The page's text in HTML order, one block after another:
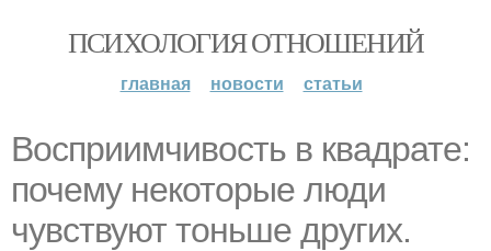
ПСИХОЛОГИЯ ОТНОШЕНИЙ
главная новости статьи
Восприимчивость в квадрате:
почему некоторые люди
чувствуют тоньше других.